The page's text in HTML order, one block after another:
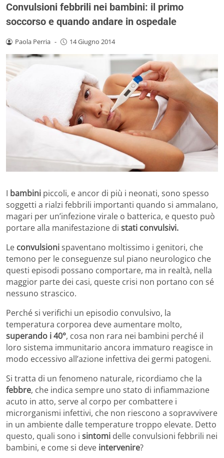
Convulsioni febbrili nei bambini: il primo
soccorso e quando andare in ospedale
Paola Perria - 14 Giugno 2014
I bambini piccoli, e ancor di più i neonati, sono spesso
soggetti a rialzi febbrili importanti quando si ammalano,
magari per un’infezione virale o batterica, e questo può
portare alla manifestazione di stati convulsivi.
Le convulsionispaventano moltissimo i genitori, che
temono per le conseguenze sul piano neurologico che
questi episodi possano comportare, ma in realtà, nella
maggior parte dei casi, queste crisi non portano con sé
nessuno strascico.
Perché si verifichi un episodio convulsivo, la
temperatura corporea deve aumentare molto,
superando i 40°, cosa non rara nei bambini perché il
loro sistema immunitario ancora immaturo reagisce in
modo eccessivo all’azione infettiva dei germi patogeni.
Si tratta di un fenomeno naturale, ricordiamo che la
febbre, che indica sempre uno stato di infiammazione
acuto in atto, serve al corpo per combattere i
microrganismi infettivi, che non riescono a sopravvivere
in un ambiente dalle temperature troppo elevate. Detto
questo, quali sono i sintomi delle convulsioni febbrili nei
bambini, e come si deve intervenire?